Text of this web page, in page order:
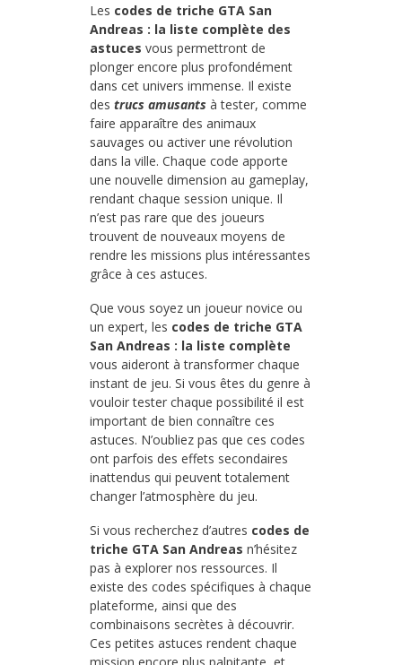
Les codes de triche GTA San
Andreas : la liste complète des
astuces vous permettront de
plonger encore plus profondément
dans cet univers immense. Il existe
des trucs amusants à tester, comme
faire apparaître des animaux
sauvages ou activer une révolution
dans la ville. Chaque code apporte
une nouvelle dimension au gameplay,
rendant chaque session unique. Il
n’est pas rare que des joueurs
trouvent de nouveaux moyens de
rendre les missions plus intéressantes
grâce à ces astuces.
Que vous soyez un joueur novice ou
un expert, les codes de triche GTA
San Andreas : la liste complète
vous aideront à transformer chaque
instant de jeu. Si vous êtes du genre à
vouloir tester chaque possibilité il est
important de bien connaître ces
astuces. N’oubliez pas que ces codes
ont parfois des effets secondaires
inattendus qui peuvent totalement
changer l’atmosphère du jeu.
Si vous recherchez d’autres codes de
triche GTA San Andreas n’hésitez
pas à explorer nos ressources. Il
existe des codes spécifiques à chaque
plateforme, ainsi que des
combinaisons secrètes à découvrir.
Ces petites astuces rendent chaque
mission encore plus palpitante, et